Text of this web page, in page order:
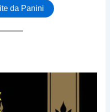
da Panini